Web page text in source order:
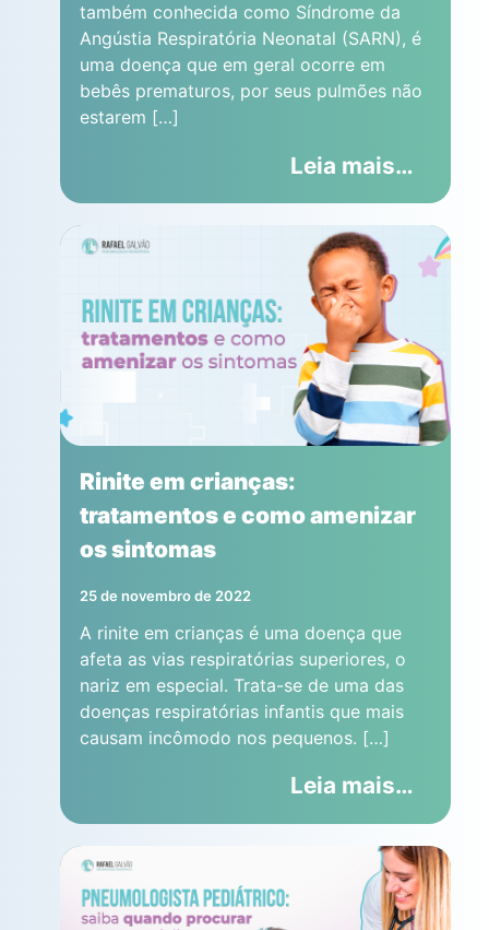
também conhecida como Síndrome da
Angústia Respiratória Neonatal (SARN), é
uma doença que em geral ocorre em
bebês prematuros, por seus pulmões não
estarem […]
Leia mais…
Rinite em crianças:
tratamentos e como amenizar
os sintomas
25 de novembro de 2022
A rinite em crianças é uma doença que
afeta as vias respiratórias superiores, o
nariz em especial. Trata-se de uma das
doenças respiratórias infantis que mais
causam incômodo nos pequenos. […]
Leia mais…